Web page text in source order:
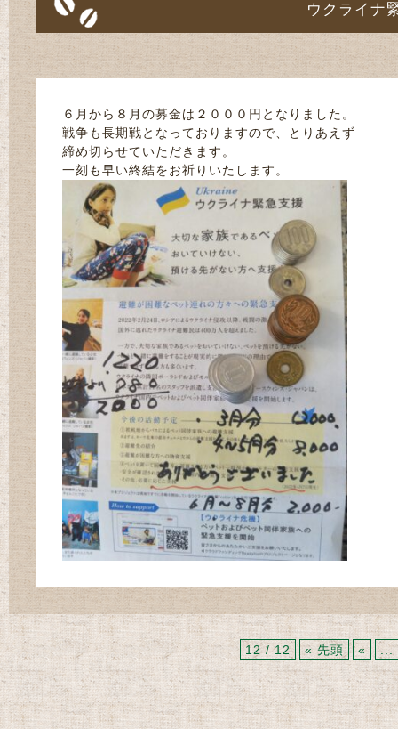
ウクライナ
６月から８月の募金は２０００円となりました。
戦争も長期戦となっておりますので、とりあえず
締め切らせていただきます。
一刻も早い終結をお祈りいたします。
12 / 12 « 先頭 « ...